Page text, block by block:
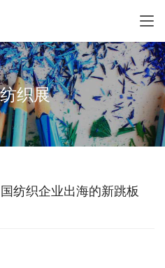
织展
纺织企业出海的新跳板